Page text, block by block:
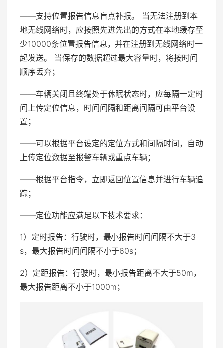
——支持位置报告信息盲点补报。 当无法注册到本
地无线网络时，应按照先进先出的方式在本地缓存至
少10000条位置报告信息，并在注册到无线网络时一
起发送。 当保存的数据超过最大容量时，将按时间
顺序丢弃；
——车辆关闭且终端处于休眠状态时，应每隔一定时
间上传定位信息，时间间隔和距离间隔可由平台设
置；
——可以根据平台设定的定位方式和间隔时间，自动
上传定位数据至报警车辆或重点车辆；
——根据平台指令，立即返回位置信息并进行车辆追
踪；
——定位功能应满足以下技术要求：
1）定时报告：行驶时，最小报告时间间隔不大于3
s，最大报告时间间隔不小于60s；
2）定距报告：行驶时，最小报告距离不大于50m，
最大报告距离不小于1000m；